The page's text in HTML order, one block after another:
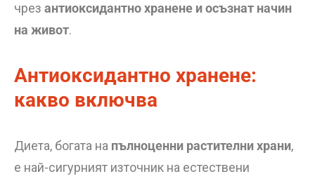
чрез антиоксидантно хранене и осъзнат начин
на живот.
Антиоксидантно хранене:
какво включва
Диета, богата на пълноценни растителни храни,
е най-сигурният източник на естествени